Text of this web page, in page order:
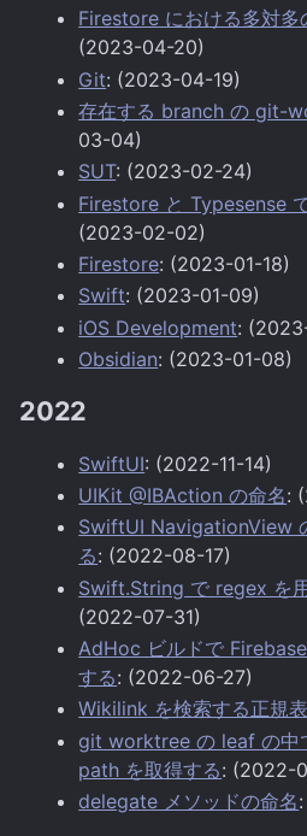
Firestore における多対多
(2023-04-20)
Git: (2023-04-19)
存在する branch の git-
03-04)
SUT: (2023-02-24)
Firestore と Typesense
(2023-02-02)
Firestore: (2023-01-18)
Swift: (2023-01-09)
iOS Development:
Obsidian: (2023-01-08)
2022
SwiftUI: (2022-11-14)
UIKit @IBAction の命名:
SwiftUI NavigationView
る: (2022-08-17)
Swift.String で regex を
(2022-07-31)
AdHoc ビルドで
する: (2022-06-27)
Wikilink を検索する正規
git worktree の leaf の中
path を取得する: (2022-
delegate メソッドの命名